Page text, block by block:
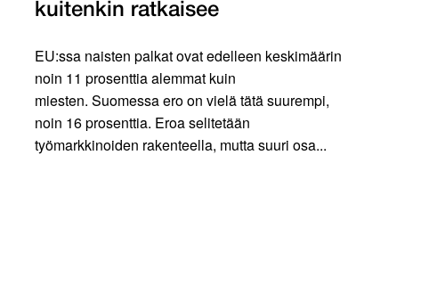
kuiten­kin ratkaisee
EU:ssa naisten palkat ovat edelleen keskimäärin
noin 11 prosenttia alemmat kuin
miesten. Suomessa ero on vielä tätä suurempi,
noin 16 prosenttia. Eroa selitetään
työmarkkinoiden rakenteella, mutta suuri osa...